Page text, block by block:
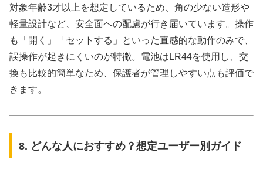
対象年齢3才以上を想定しているため、角の少ない造形や
軽量設計など、安全面への配慮が行き届いています。操作
も「開く」「セットする」といった直感的な動作のみで、
誤操作が起きにくいのが特徴。電池はLR44を使用し、交
換も比較的簡単なため、保護者が管理しやすい点も評価で
きます。
8. どんな人におすすめ？想定ユーザー別ガイド